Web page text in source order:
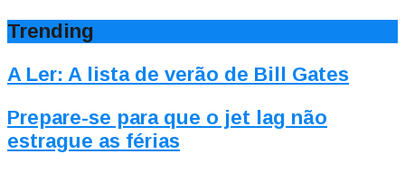
Trending
A Ler: A lista de verão de Bill Gates
Prepare-se para que o jet lag não
estrague as férias